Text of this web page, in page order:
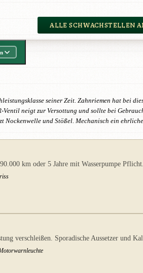
ALLE SCHWACHSTELLEN
seiner Zeit. Zahnriemen hat bei
neigt zur Versottung und sollte bei
Nockenwelle und Stößel. Mechanisch ein
km oder 5 Jahre mit Wasserpumpe
verschleißen. Sporadische Aussetzer und